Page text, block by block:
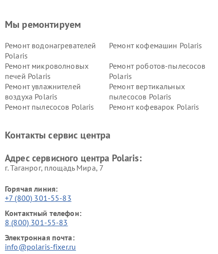
Мы ремонтируем
Ремонт водонагревателей
Polaris
Ремонт кофемашин Polaris
Ремонт микроволновых
печей Polaris
Ремонт роботов-пылесосов
Polaris
Ремонт увлажнителей
воздуха Polaris
Ремонт вертикальных
пылесосов Polaris
Ремонт пылесосов Polaris
Ремонт кофеварок Polaris
Контакты сервис центра
Адрес сервисного центра Polaris:
г. Таганрог, площадь Мира, 7
Горячая линия:
+7 (800) 301-55-83
Контактный телефон:
8 (800) 301-55-83
Электронная почта:
info@polaris-fixer.ru